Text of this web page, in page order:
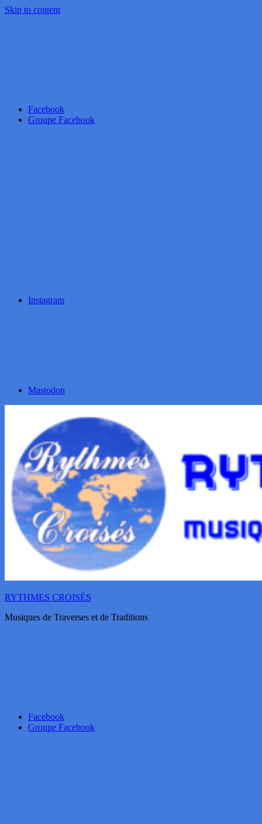
Skip to content
Facebook
Groupe Facebook
Instagram
Mastodon
RYTHMES CROISÉS
Musiques de Traverses et de Traditions
Facebook
Groupe Facebook